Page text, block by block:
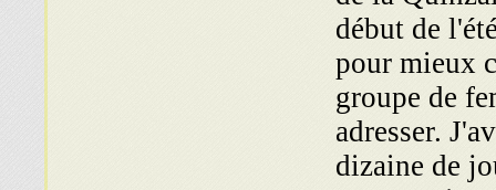
début de
pour mieux
groupe de
adresser.
dizaine de